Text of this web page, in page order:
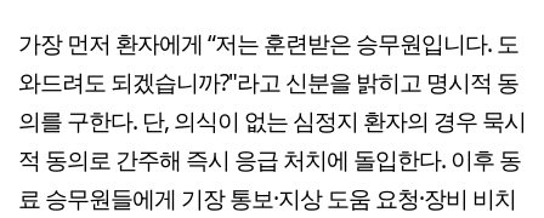
가장 먼저 환자에게 “저는 훈련받은 승무원입니다. 도
와드려도 되겠습니까?"라고 신분을 밝히고 명시적 동
의를 구한다. 단, 의식이 없는 심정지 환자의 경우 묵시
적 동의로 간주해 즉시 응급 처치에 돌입한다. 이후 동
료 승무원들에게 기장 통보·지상 도움 요청·장비 비치